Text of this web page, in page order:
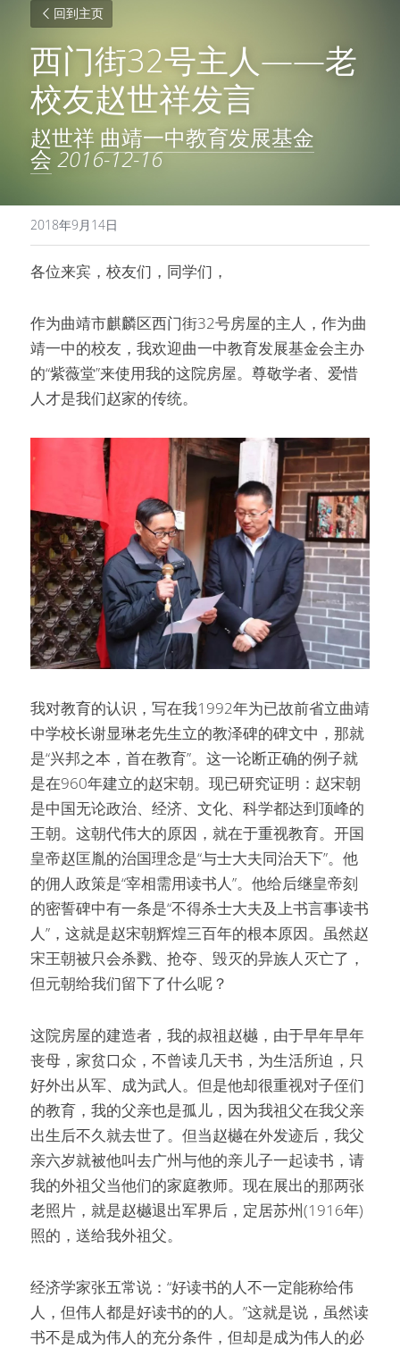
回到主页
西门街32号主人——老
校友赵世祥发言
赵世祥 曲靖一中教育发展基金
会 2016-12-16
2018年9月14日
各位来宾，校友们，同学们，
作为曲靖市麒麟区西门街32号房屋的主人，作为曲
靖一中的校友，我欢迎曲一中教育发展基金会主办
的“紫薇堂”来使用我的这院房屋。尊敬学者、爱惜
人才是我们赵家的传统。
我对教育的认识，写在我1992年为已故前省立曲靖
中学校长谢显琳老先生立的教泽碑的碑文中，那就
是“兴邦之本，首在教育”。这一论断正确的例子就
是在960年建立的赵宋朝。现已研究证明：赵宋朝
是中国无论政治、经济、文化、科学都达到顶峰的
王朝。这朝代伟大的原因，就在于重视教育。开国
皇帝赵匡胤的治国理念是“与士大夫同治天下”。他
的佣人政策是“宰相需用读书人”。他给后继皇帝刻
的密誓碑中有一条是“不得杀士大夫及上书言事读书
人”，这就是赵宋朝辉煌三百年的根本原因。虽然赵
宋王朝被只会杀戮、抢夺、毁灭的异族人灭亡了，
但元朝给我们留下了什么呢？
这院房屋的建造者，我的叔祖赵樾，由于早年早年
丧母，家贫口众，不曾读几天书，为生活所迫，只
好外出从军、成为武人。但是他却很重视对子侄们
的教育，我的父亲也是孤儿，因为我祖父在我父亲
出生后不久就去世了。但当赵樾在外发迹后，我父
亲六岁就被他叫去广州与他的亲儿子一起读书，请
我的外祖父当他们的家庭教师。现在展出的那两张
老照片，就是赵樾退出军界后，定居苏州(1916年)
照的，送给我外祖父。
经济学家张五常说：“好读书的人不一定能称给伟
人，但伟人都是好读书的的人。”这就是说，虽然读
书不是成为伟人的充分条件，但却是成为伟人的必